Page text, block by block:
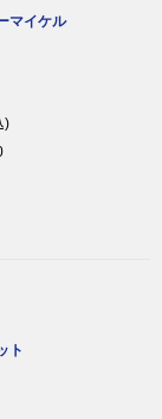
マイケル
)
ト